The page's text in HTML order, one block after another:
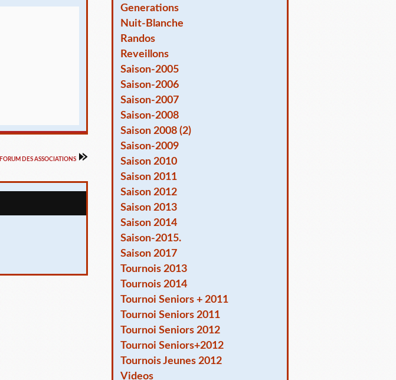
FORUM DES ASSOCIATIONS
Generations
Nuit-Blanche
Randos
Reveillons
Saison-2005
Saison-2006
Saison-2007
Saison-2008
Saison 2008 (2)
Saison-2009
Saison 2010
Saison 2011
Saison 2012
Saison 2013
Saison 2014
Saison-2015.
Saison 2017
Tournois 2013
Tournois 2014
Tournoi Seniors + 2011
Tournoi Seniors 2011
Tournoi Seniors 2012
Tournoi Seniors+2012
Tournois Jeunes 2012
Videos